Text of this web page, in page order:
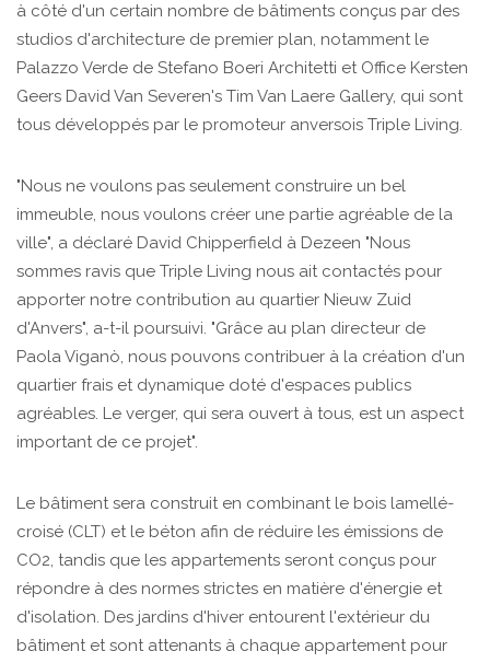
à côté d'un certain nombre de bâtiments conçus par des
studios d'architecture de premier plan, notamment le
Palazzo Verde de Stefano Boeri Architetti et Office Kersten
Geers David Van Severen's Tim Van Laere Gallery, qui sont
tous développés par le promoteur anversois Triple Living.
"Nous ne voulons pas seulement construire un bel
immeuble, nous voulons créer une partie agréable de la
ville", a déclaré David Chipperfield à Dezeen "Nous
sommes ravis que Triple Living nous ait contactés pour
apporter notre contribution au quartier Nieuw Zuid
d'Anvers", a-t-il poursuivi. "Grâce au plan directeur de
Paola Viganò, nous pouvons contribuer à la création d'un
quartier frais et dynamique doté d'espaces publics
agréables. Le verger, qui sera ouvert à tous, est un aspect
important de ce projet".
Le bâtiment sera construit en combinant le bois lamellé-
croisé (CLT) et le béton afin de réduire les émissions de
CO2, tandis que les appartements seront conçus pour
répondre à des normes strictes en matière d'énergie et
d'isolation. Des jardins d'hiver entourent l'extérieur du
bâtiment et sont attenants à chaque appartement pour